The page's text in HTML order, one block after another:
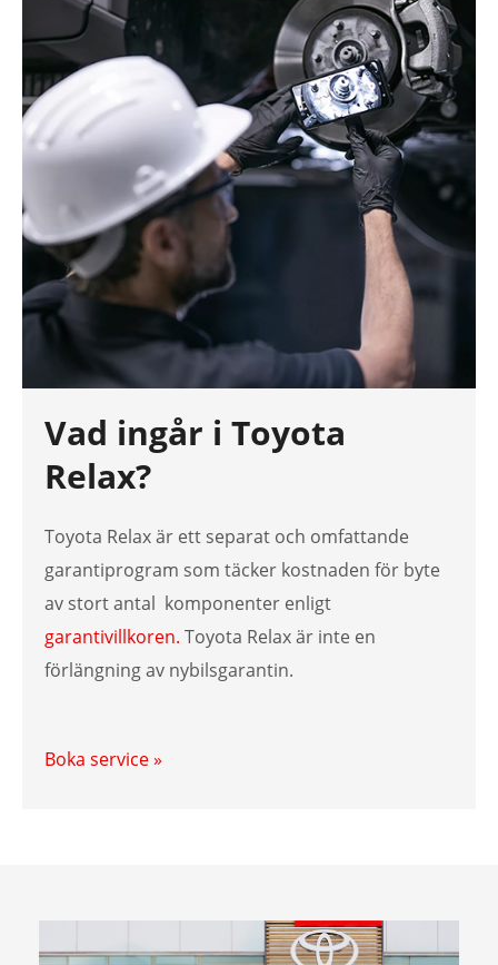
Vad ingår i Toyota
Relax?
Toyota Relax är ett separat och omfattande
garantiprogram som täcker kostnaden för byte
av stort antal komponenter enligt
garantivillkoren. Toyota Relax är inte en
förlängning av nybilsgarantin.
Boka service »